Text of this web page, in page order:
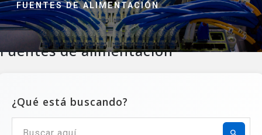
FUENTES DE ALIMENTACIÓN
Fuentes de alimentación
¿Qué está buscando?